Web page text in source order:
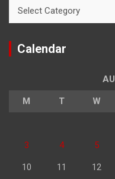
Calendar
M T W
3 4 5
10 11 12